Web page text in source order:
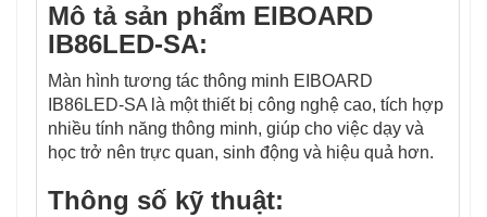
Mô tả sản phẩm EIBOARD
IB86LED-SA:
Màn hình tương tác thông minh EIBOARD
IB86LED-SA là một thiết bị công nghệ cao, tích hợp
nhiều tính năng thông minh, giúp cho việc dạy và
học trở nên trực quan, sinh động và hiệu quả hơn.
Thông số kỹ thuật: